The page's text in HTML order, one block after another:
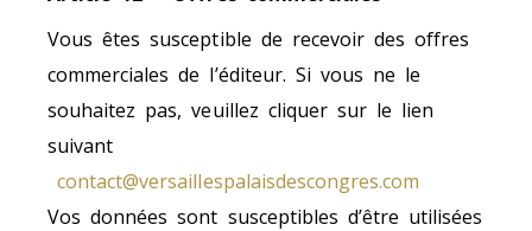
Vous êtes susceptible de recevoir des offres
commerciales de l’éditeur. Si vous ne le
souhaitez pas, veuillez cliquer sur le lien
suivant
contact@versaillespalaisdescongres.com
Vos données sont susceptibles d’être utilisées